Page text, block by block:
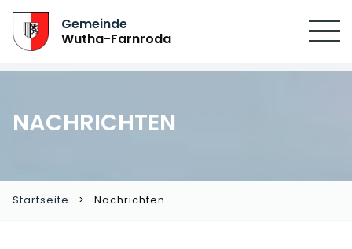
Gemeinde
Wutha-Farnroda
NACHRICHTEN
Startseite Nachrichten